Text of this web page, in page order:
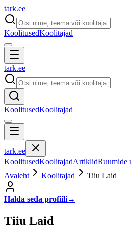
tark.ee
KoolitusedKoolitajad
tark.ee
KoolitusedKoolitajad
tark.ee
KoolitusedKoolitajadArtiklidRuumide
Avaleht
Koolitajad Tiiu Laid
Halda seda profiili→
Tiiu Laid